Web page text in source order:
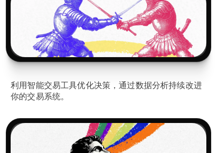
5️⃣ 持续进阶
利用智能交易工具优化决策，通过数据分析持续改进
你的交易系统。